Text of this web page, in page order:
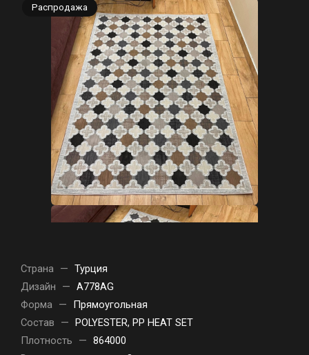
Распродажа
Страна — Турция
Дизайн
— A778AG
Форма —
Прямоугольная
Состав
— POLYESTER, PP HEAT SET
Плотность
— 864000